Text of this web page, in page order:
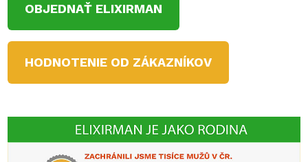
OBJEDNAŤ ELIXIRMAN
HODNOTENIE OD ZÁKAZNÍKOV